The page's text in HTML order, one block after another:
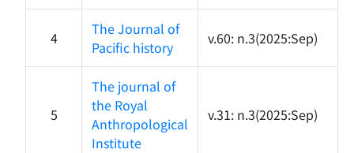
4
The Journal of
Pacific history
v.60: n.3(2025:Sep)
5
The journal of
the Royal
Anthropological
Institute
v.31: n.3(2025:Sep)